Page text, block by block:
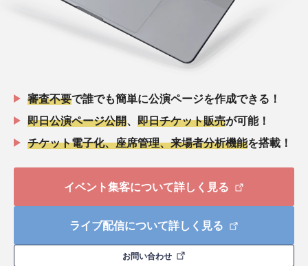
審査不要で誰でも簡単に公演ページを作成できる！
即日公演ページ公開
即日チケット販売が可能！
チケット電子化、座席管理、来場者分析機能を搭載！
イベント集客について詳しく見る
ライブ配信について詳しく見る
お問い合わせ